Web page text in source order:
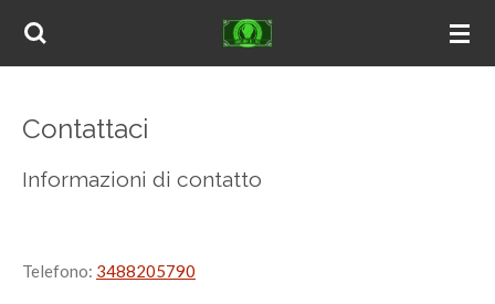
Vai
Contattaci
Informazioni di contatto
Telefono: 3488205790